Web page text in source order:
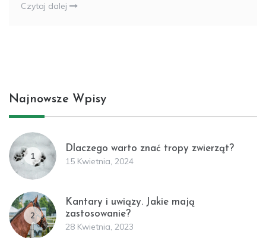
Czytaj dalej
Najnowsze Wpisy
1
Dlaczego warto znać tropy zwierząt?
15 Kwietnia, 2024
2
Kantary i uwiązy. Jakie mają
zastosowanie?
28 Kwietnia, 2023